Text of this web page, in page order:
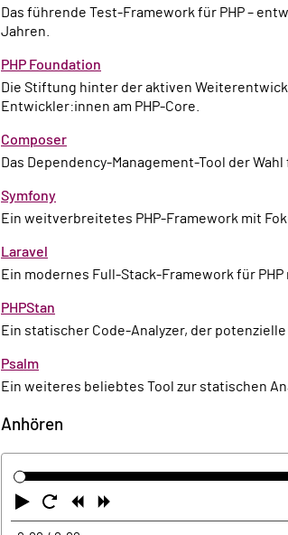
Das führende Test-Framework für PHP – entwickelt und gepflegt von Sebastian Bergmann seit über 25
Jahren.
PHP Foundation
Die Stiftung hinter der aktiven Weiterentwicklung der Sprache. Hier arbeiten festangestellte
Entwickler:innen am PHP-Core.
Composer
Das Dependency-Management-Tool der
Symfony
Ein weitverbreitetes PHP-Framework mit
Laravel
Ein modernes Full-Stack-Framework für
PHPStan
Ein statischer Code-Analyzer, der
Psalm
Ein weiteres beliebtes Tool zur statischen
Anhören
Abspielen
Neustart
Zurück